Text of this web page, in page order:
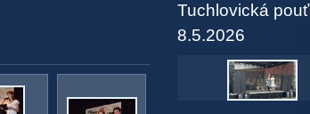
Tuchlovická pouť
8.5.2026